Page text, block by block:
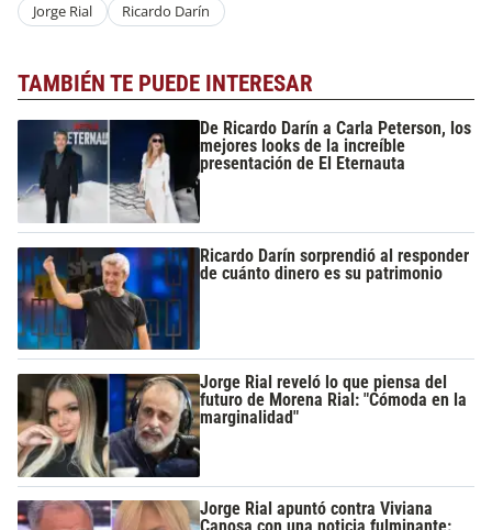
Jorge Rial Ricardo Darín
TAMBIÉN TE PUEDE INTERESAR
De Ricardo Darín a Carla Peterson, los
mejores looks de la increíble
presentación de El Eternauta
Ricardo Darín sorprendió al responder
de cuánto dinero es su patrimonio
Jorge Rial reveló lo que piensa del
futuro de Morena Rial: "Cómoda en la
marginalidad"
Jorge Rial apuntó contra Viviana